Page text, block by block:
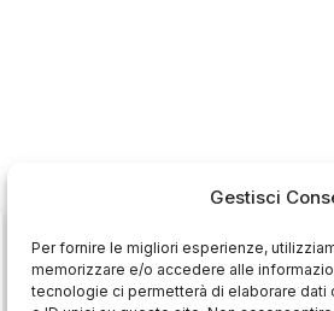
Gestisci
Per fornire le migliori esperienze,
memorizzare e/o accedere alle
tecnologie ci permetterà di elaborare
Antonio
verificato